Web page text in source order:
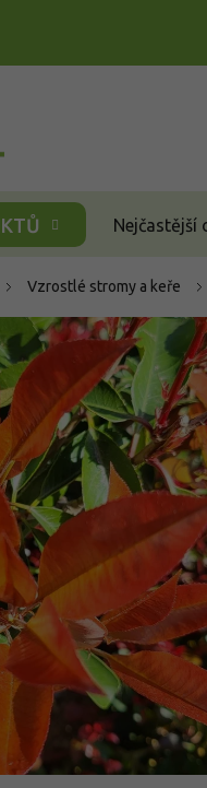
Nejčastější
Vzrostlé stromy a keře